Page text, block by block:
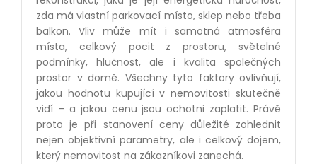
zda má vlastní parkovací místo, sklep nebo třeba
balkon. Vliv může mít i samotná atmosféra
místa, celkový pocit z prostoru, světelné
podmínky, hlučnost, ale i kvalita společných
prostor v domě. Všechny tyto faktory ovlivňují,
jakou hodnotu kupující v nemovitosti skutečně
vidí – a jakou cenu jsou ochotni zaplatit. Právě
proto je při stanovení ceny důležité zohlednit
nejen objektivní parametry, ale i celkový dojem,
který nemovitost na zákazníkovi zanechá.